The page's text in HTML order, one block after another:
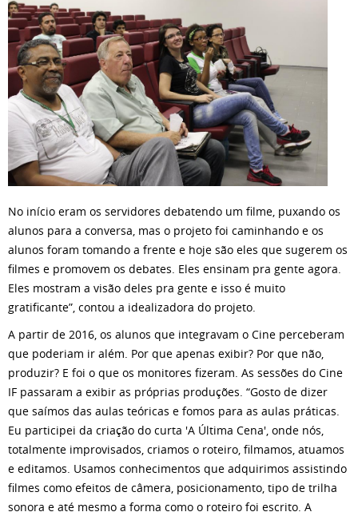
No início eram os servidores debatendo um filme, puxando os
alunos para a conversa, mas o projeto foi caminhando e os
alunos foram tomando a frente e hoje são eles que sugerem os
filmes e promovem os debates. Eles ensinam pra gente agora.
Eles mostram a visão deles pra gente e isso é muito
gratificante”, contou a idealizadora do projeto.
A partir de 2016, os alunos que integravam o Cine perceberam
que poderiam ir além. Por que apenas exibir? Por que não,
produzir? E foi o que os monitores fizeram. As sessões do Cine
IF passaram a exibir as próprias produções. “Gosto de dizer
que saímos das aulas teóricas e fomos para as aulas práticas.
Eu participei da criação do curta 'A Última Cena', onde nós,
totalmente improvisados, criamos o roteiro, filmamos, atuamos
e editamos. Usamos conhecimentos que adquirimos assistindo
filmes como efeitos de câmera, posicionamento, tipo de trilha
sonora e até mesmo a forma como o roteiro foi escrito. A